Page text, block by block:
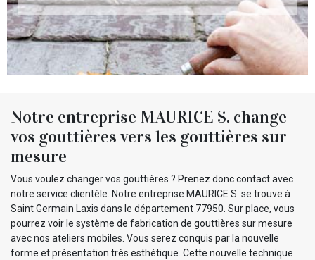
Notre entreprise MAURICE S. change
vos gouttières vers les gouttières sur
mesure
Vous voulez changer vos gouttières ? Prenez donc contact avec
notre service clientèle. Notre entreprise MAURICE S. se trouve à
Saint Germain Laxis dans le département 77950. Sur place, vous
pourrez voir le système de fabrication de gouttières sur mesure
avec nos ateliers mobiles. Vous serez conquis par la nouvelle
forme et présentation très esthétique. Cette nouvelle technique